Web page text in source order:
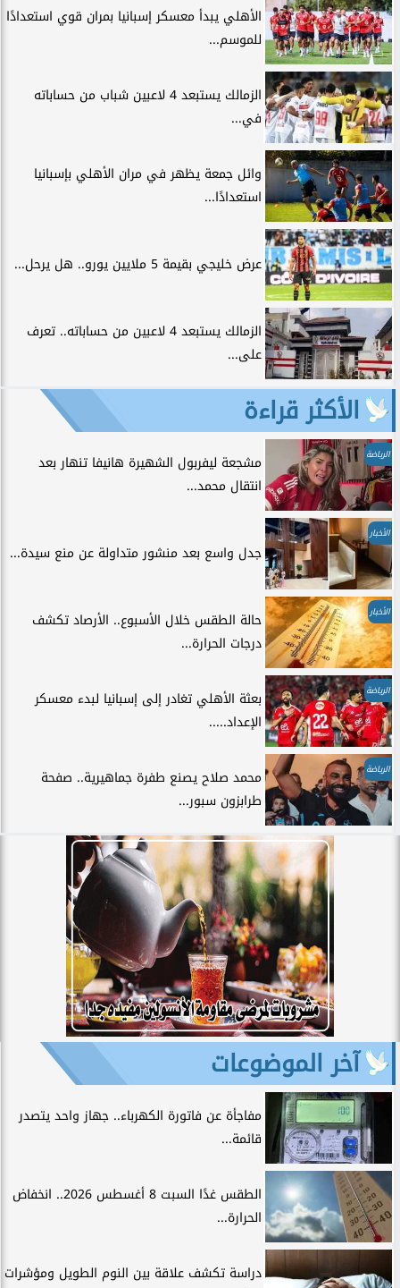
الأهلي يبدأ معسكر إسبانيا بمران قوي استعدادًا
للموسم...
الزمالك يستبعد 4 لاعبين شباب من حساباته
في...
وائل جمعة يظهر في مران الأهلي بإسبانيا
استعدادًا...
عرض خليجي بقيمة 5 ملايين يورو.. هل يرحل...
الزمالك يستبعد 4 لاعبين من حساباته.. تعرف
على...
الأكثر قراءة
الرياضة
مشجعة ليفربول الشهيرة هانيفا تنهار بعد
انتقال محمد...
الأخبار
جدل واسع بعد منشور متداولة عن منع سيدة...
الأخبار
حالة الطقس خلال الأسبوع.. الأرصاد تكشف
درجات الحرارة...
الرياضة
بعثة الأهلي تغادر إلى إسبانيا لبدء معسكر
الإعداد.....
الرياضة
محمد صلاح يصنع طفرة جماهيرية.. صفحة
طرابزون سبور...
آخر الموضوعات
مفاجأة عن فاتورة الكهرباء.. جهاز واحد يتصدر
قائمة...
الطقس غدًا السبت 8 أغسطس 2026.. انخفاض
الحرارة...
دراسة تكشف علاقة بين النوم الطويل ومؤشرات